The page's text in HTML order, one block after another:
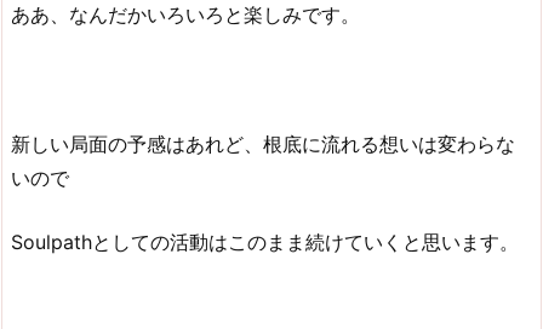
ああ、なんだかいろいろと楽しみです。
新しい局面の予感はあれど、根底に流れる想いは変わらな
いので
Soulpathとしての活動はこのまま続けていくと思います。